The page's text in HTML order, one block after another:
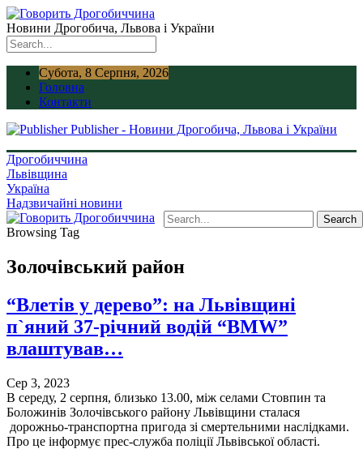
Новини Дрогобича, Львова і України
Субота, 8 Серпня, 2026
Головна
Контакти
Publisher - Новини Дрогобича, Львова і України
Дрогобиччина
Львівщина
Україна
Надзвичайні новини
Browsing Tag
Золочівський район
“Влетів у дерево”: на Львівщині
п`яний 37-річний водій “BMW”
влаштував…
Сер 3, 2023
В середу, 2 серпня, близько 13.00, між селами Стовпин та
Боложинів Золочівського району Львівщини сталася
дорожньо-транспортна пригода зі смертельними наслідками.
Про це інформує прес-служба поліції Львівської області.